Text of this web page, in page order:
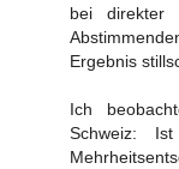
bei direkter
Ergebnis
Ich
Schweiz: